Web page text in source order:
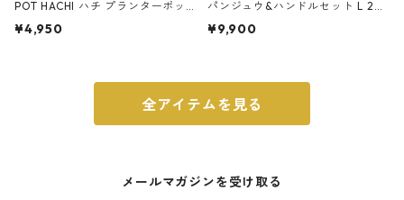
POT HACHI ハチ プランターポッ
ト 3号 ブラック
¥4,950
パンジュウ&ハンドルセット L 24c
m ガス火・IH対応 鉄フライパン
¥9,900
全アイテムを見る
メールマガジンを受け取る